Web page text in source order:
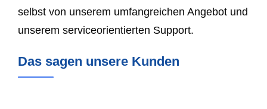
selbst von unserem umfangreichen Angebot und
unserem serviceorientierten Support.
Das sagen unsere Kunden